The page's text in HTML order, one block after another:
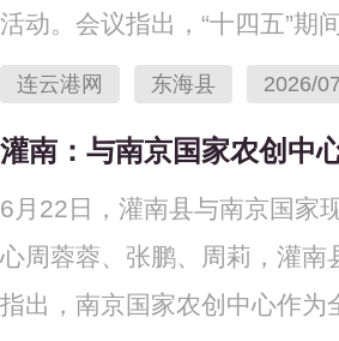
活动。会议指出，“十四五”期
连云港网 东海县 2026/
灌南：与南京国家农创中
6月22日，灌南县与南京国家
心周蓉蓉、张鹏、周莉，灌南
指出，南京国家农创中心作为